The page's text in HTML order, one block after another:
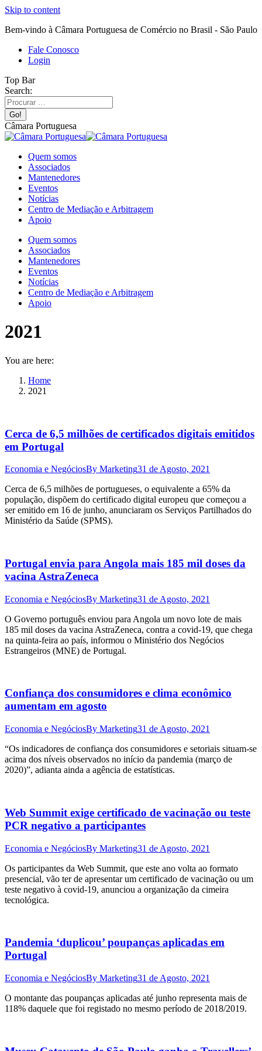
Skip to content
Bem-vindo à Câmara Portuguesa de Comércio no Brasil - São Paulo
Fale Conosco
Login
Top Bar
Search:
Câmara Portuguesa
Quem somos
Associados
Mantenedores
Eventos
Notícias
Centro de Mediação e Arbitragem
Apoio
Quem somos
Associados
Mantenedores
Eventos
Notícias
Centro de Mediação e Arbitragem
Apoio
2021
You are here:
Home
2021
Cerca de 6,5 milhões de certificados digitais emitidos
em Portugal
Economia e NegóciosBy Marketing31 de Agosto, 2021
Cerca de 6,5 milhões de portugueses, o equivalente a 65% da
população, dispõem do certificado digital europeu que começou a
ser emitido em 16 de junho, anunciaram os Serviços Partilhados do
Ministério da Saúde (SPMS).
Portugal envia para Angola mais 185 mil doses da
vacina AstraZeneca
Economia e NegóciosBy Marketing31 de Agosto, 2021
O Governo português enviou para Angola um novo lote de mais
185 mil doses da vacina AstraZeneca, contra a covid-19, que chega
na quinta-feira ao país, informou o Ministério dos Negócios
Estrangeiros (MNE) de Portugal.
Confiança dos consumidores e clima econômico
aumentam em agosto
Economia e NegóciosBy Marketing31 de Agosto, 2021
“Os indicadores de confiança dos consumidores e setoriais situam-se
acima dos níveis observados no início da pandemia (março de
2020)”, adianta ainda a agência de estatísticas.
Web Summit exige certificado de vacinação ou teste
PCR negativo a participantes
Economia e NegóciosBy Marketing31 de Agosto, 2021
Os participantes da Web Summit, que este ano volta ao formato
presencial, vão ter de apresentar um certificado de vacinação ou um
teste negativo à covid-19, anunciou a organização da cimeira
tecnológica.
Pandemia ‘duplicou’ poupanças aplicadas em
Portugal
Economia e NegóciosBy Marketing31 de Agosto, 2021
O montante das poupanças aplicadas até junho representa mais de
118% daquele que foi registado no mesmo período de 2018/2019.